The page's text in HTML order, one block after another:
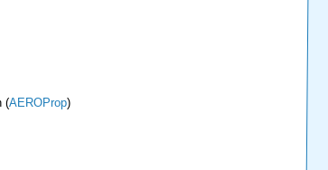
(AEROProp)